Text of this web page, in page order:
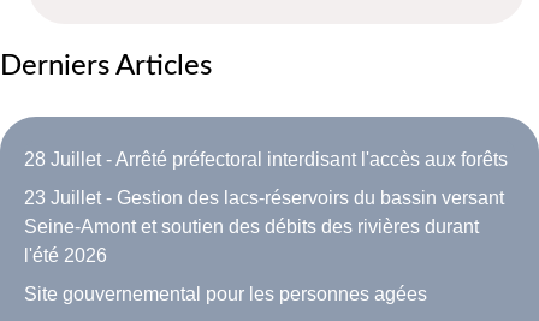
Derniers Articles
28 Juillet - Arrêté préfectoral interdisant l'accès aux forêts
23 Juillet - Gestion des lacs-réservoirs du bassin versant
Seine-Amont et soutien des débits des rivières durant
l'été 2026
Site gouvernemental pour les personnes agées